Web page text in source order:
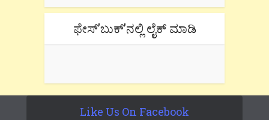
ಫೇಸ್’ಬುಕ್’ನಲ್ಲಿ ಲೈಕ್ ಮಾಡಿ
Like Us On Facebook